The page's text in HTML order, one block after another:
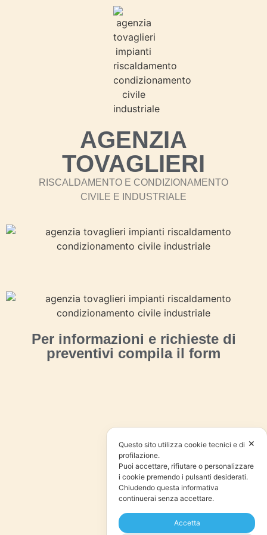
AGENZIA
TOVAGLIERI
RISCALDAMENTO E CONDIZIONAMENTO
CIVILE E INDUSTRIALE
Per informazioni e richieste di
preventivi compila il form
✕
Questo sito utilizza cookie tecnici e di
profilazione.
Puoi accettare, rifiutare o personalizzare
i cookie premendo i pulsanti desiderati.
Chiudendo questa informativa
continuerai senza accettare.
Accetta